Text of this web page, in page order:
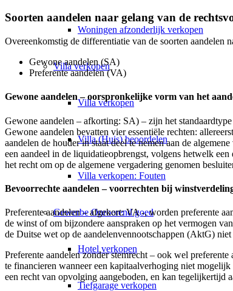
Woningen afzonderlijk verkopen
Villaverkopen
Villa verkopen
Villa (Huis) beoordelen
Villa verkopen: Fouten
GewerbeOnroerend goed
Hotel verkopen
Tiefgarage verkopen
Soorten aandelen naar gelang van de
Overeenkomstig de differentiatie van de soorten aandelen
Gewone aandelen (SA)
Preferente aandelen (VA)
Gewone aandelen – oorspronkelijke vorm van het
Gewone aandelen – afkorting: SA) – zijn het
Gewone aandelen bevatten vier essentiële rechten:
aandelen de houder in staat deel te nemen aan de
een aandeel in de liquidatieopbrengst, volgens hetwelk
het recht om op de algemene vergadering genomen
Bevoorrechte aandelen – voorrechten bij
Preferente aandelen – afgekort: VA -, worden preferente
de winst of om bijzondere aanspraken op het vermogen
de Duitse wet op de aandelenvennootschappen (AktG) niet
Preferente aandelen zonder stemrecht – ook wel
te financieren wanneer een kapitaalverhoging niet
een recht van opvolging aangeboden, en kan tegelijkertijd